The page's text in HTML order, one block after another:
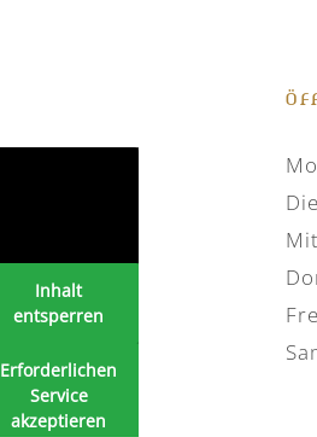
Inhalt
entsperren
Erforderlichen
Service
akzeptieren